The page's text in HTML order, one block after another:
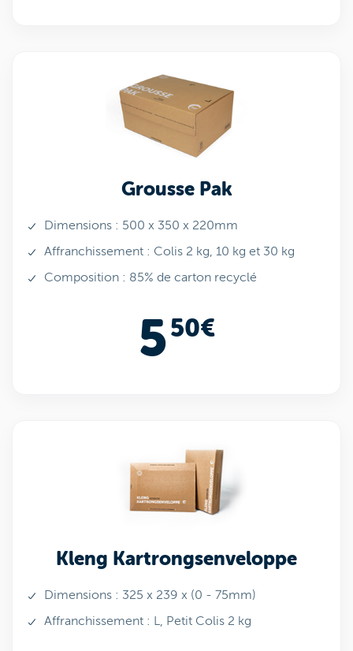
Grousse Pak
Dimensions : 500 x 350 x 220mm
Affranchissement : Colis 2 kg, 10 kg et 30 kg
Composition : 85% de carton recyclé
550€
Kleng Kartrongsenveloppe
Dimensions : 325 x 239 x (0 - 75mm)
Affranchissement : L, Petit Colis 2 kg